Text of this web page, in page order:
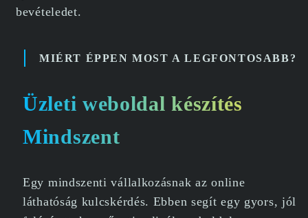
bevételedet.
MIÉRT ÉPPEN MOST A LEGFONTOSABB?
Üzleti weboldal készítés
Mindszent
Egy mindszenti vállalkozásnak az online
láthatóság kulcskérdés. Ebben segít egy gyors, jól